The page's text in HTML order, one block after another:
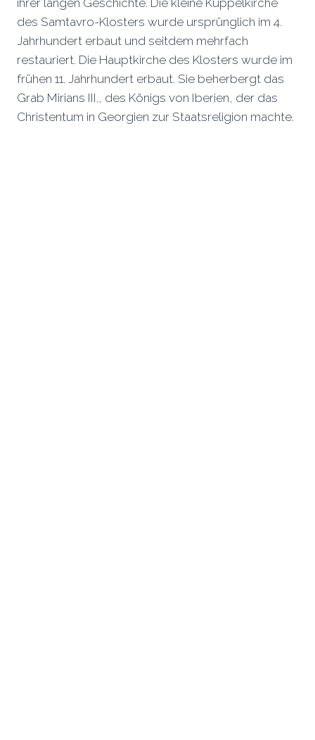
ihrer langen Geschichte. Die kleine Kuppelkirche
des Samtavro-Klosters wurde ursprünglich im 4.
Jahrhundert erbaut und seitdem mehrfach
restauriert. Die Hauptkirche des Klosters wurde im
frühen 11. Jahrhundert erbaut. Sie beherbergt das
Grab Mirians III., des Königs von Iberien, der das
Christentum in Georgien zur Staatsreligion machte.